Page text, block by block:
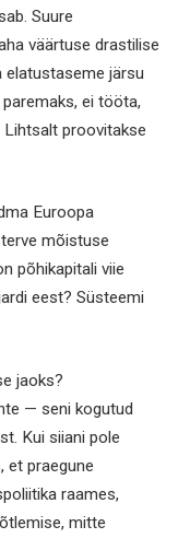
Suure
väärtuse drastilise
elatustaseme järsu
ei tööta,
proovitakse
Euroopa
mõistuse
põhikapitali viie
eest? Süsteemi
jaoks?
— seni kogutud
Kui siiani pole
et praegune
raames,
mitte